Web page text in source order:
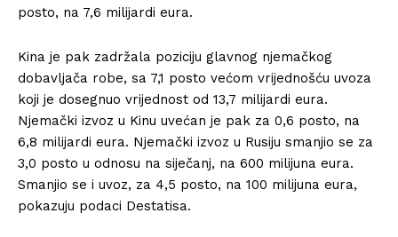
posto, na 7,6 milijardi eura.
Kina je pak zadržala poziciju glavnog njemačkog
dobavljača robe, sa 7,1 posto većom vrijednošću uvoza
koji je dosegnuo vrijednost od 13,7 milijardi eura.
Njemački izvoz u Kinu uvećan je pak za 0,6 posto, na
6,8 milijardi eura. Njemački izvoz u Rusiju smanjio se za
3,0 posto u odnosu na siječanj, na 600 milijuna eura.
Smanjio se i uvoz, za 4,5 posto, na 100 milijuna eura,
pokazuju podaci Destatisa.